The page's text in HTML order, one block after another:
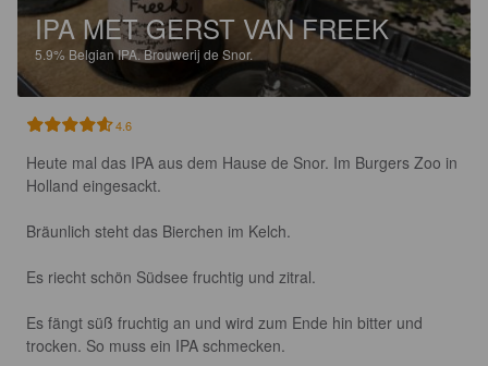
IPA MET GERST VAN FREEK
5.9% Belgian IPA.Brouwerij de Snor.
4.6
Heute mal das IPA aus dem Hause de Snor. Im Burgers Zoo in
Holland eingesackt.
Bräunlich steht das Bierchen im Kelch.
Es riecht schön Südsee fruchtig und zitral.
Es fängt süß fruchtig an und wird zum Ende hin bitter und
trocken. So muss ein IPA schmecken.